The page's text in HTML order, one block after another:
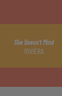
She Doesn't Mind
RIVIERA